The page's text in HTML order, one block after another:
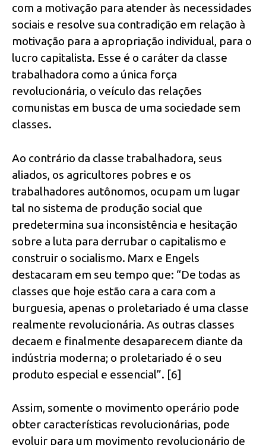
com a motivação para atender às necessidades
sociais e resolve sua contradição em relação à
motivação para a apropriação individual, para o
lucro capitalista. Esse é o caráter da classe
trabalhadora como a única força
revolucionária, o veículo das relações
comunistas em busca de uma sociedade sem
classes.
Ao contrário da classe trabalhadora, seus
aliados, os agricultores pobres e os
trabalhadores autônomos, ocupam um lugar
tal no sistema de produção social que
predetermina sua inconsistência e hesitação
sobre a luta para derrubar o capitalismo e
construir o socialismo. Marx e Engels
destacaram em seu tempo que: “De todas as
classes que hoje estão cara a cara com a
burguesia, apenas o proletariado é uma classe
realmente revolucionária. As outras classes
decaem e finalmente desaparecem diante da
indústria moderna; o proletariado é o seu
produto especial e essencial”. [6]
Assim, somente o movimento operário pode
obter características revolucionárias, pode
evoluir para um movimento revolucionário de